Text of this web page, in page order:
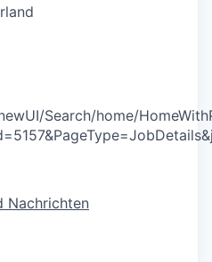
Search/home/
Nachrichten